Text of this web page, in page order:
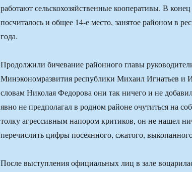
работают сельскохозяйственные кооперативы. В
посчиталось и общее 14-е место, занятое районом в
года.
Продолжили бичевание районного главы
Минэкономразвития республики Михаил Игнатьев и
словам Николая Федорова они так ничего и не
явно не предполагал в родном районе очутиться на
толку агрессивным напором критиков, он не нашел
перечислить цифры посеянного, сжатого,
После выступления официальных лиц в зале